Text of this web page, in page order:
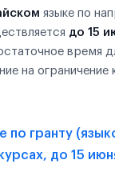
языке по
до 15
время
на ограничение
по гранту
до 15